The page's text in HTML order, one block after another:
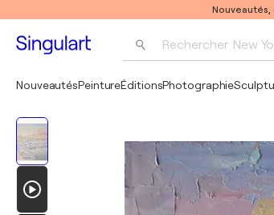
Rechercher New
Pablo
NouveautésPeintureÉditionsPhotographie